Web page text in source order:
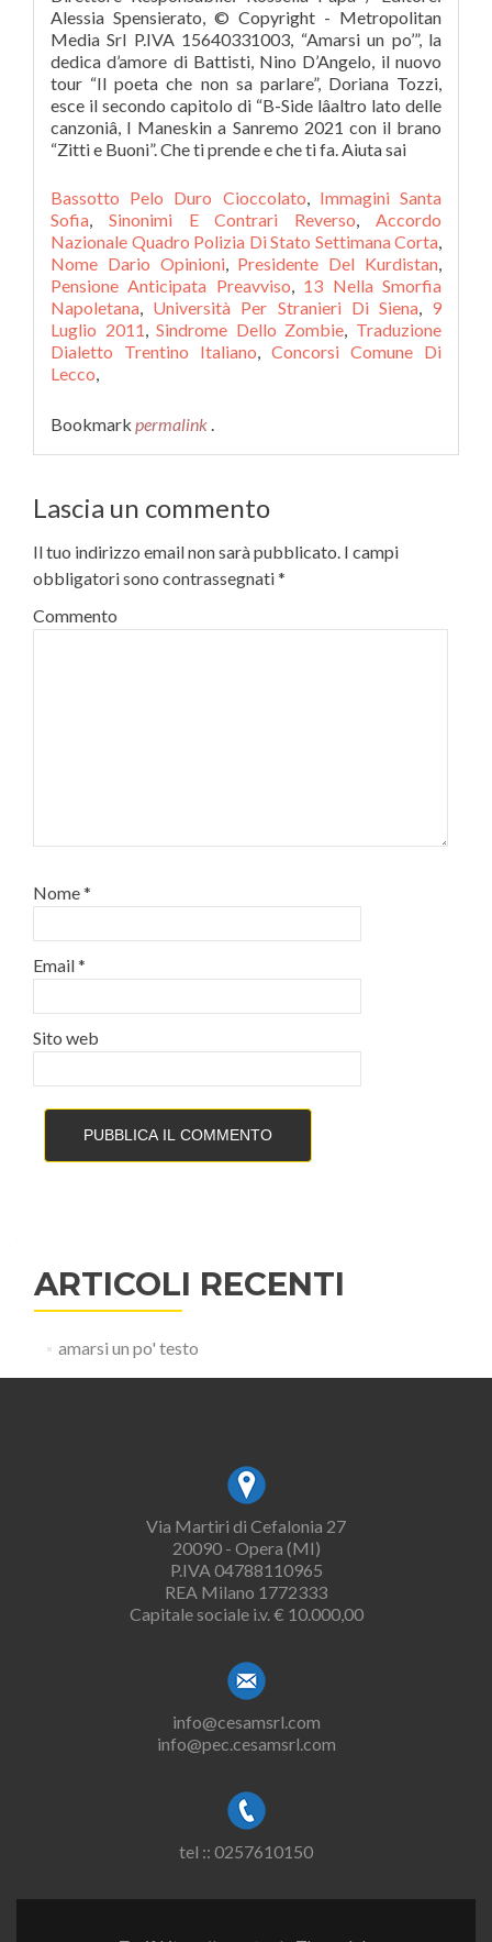
Bassotto Pelo Duro Cioccolato, Immagini Santa
Sofia, Sinonimi E Contrari Reverso,Accordo
Nazionale Quadro Polizia Di Stato Settimana Corta,
Nome Dario Opinioni, Presidente Del Kurdistan,
Pensione Anticipata Preavviso, 13 Nella Smorfia
Napoletana, Università Per Stranieri Di Siena, 9
Luglio 2011,Sindrome Dello Zombie, Traduzione
Dialetto Trentino Italiano, Concorsi Comune Di
Lecco,
Bookmark permalink .
Lascia un commento
Il tuo indirizzo email non sarà pubblicato. I campi
obbligatori sono contrassegnati*
Commento
Nome*
Email*
Sito web
ARTICOLI RECENTI
amarsi un po' testo
Via Martiri di Cefalonia 27
20090 - Opera (MI)
P.IVA 04788110965
REA Milano 1772333
Capitale sociale i.v. € 10.000,00
info@cesamsrl.com
info@pec.cesamsrl.com
tel :: 0257610150